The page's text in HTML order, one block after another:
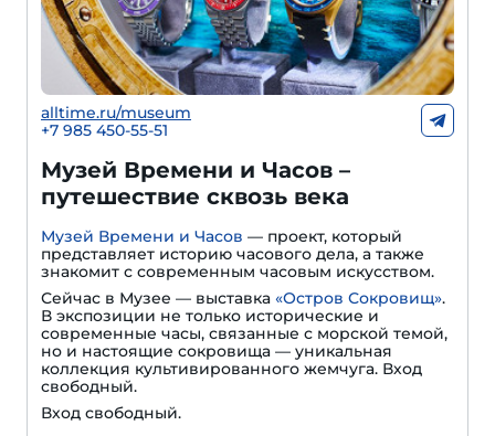
alltime.ru/museum
+7 985 450-55-51
Музей Времени и Часов –
путешествие сквозь века
Музей Времени и Часов — проект, который
представляет историю часового дела, а также
знакомит с современным часовым искусством.
Сейчас в Музее — выставка «Остров Сокровищ».
В экспозиции не только исторические и
современные часы, связанные с морской темой,
но и настоящие сокровища — уникальная
коллекция культивированного жемчуга. Вход
свободный.
Вход свободный.